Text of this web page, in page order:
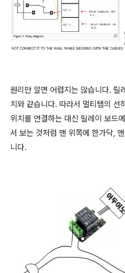
원리만 알면 어렵지는 않습니다. 릴
치와 같습니다. 따라서 멀티탭의
위치를 연결하는 대신 릴레이 보드
서 보는 것처럼 맨 위쪽에 한가닥,
니다.